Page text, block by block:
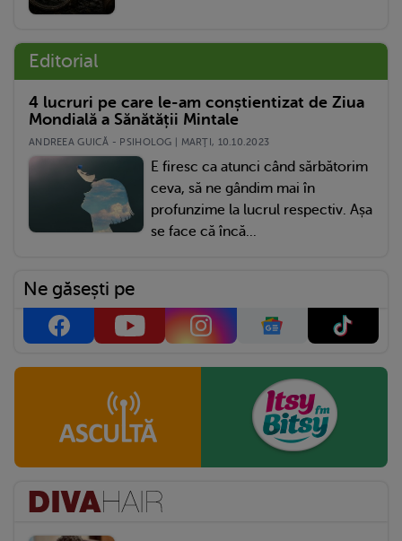
Editorial
4 lucruri pe care le-am conștientizat de Ziua
Mondială a Sănătății Mintale
ANDREEA GUICĂ - PSIHOLOG | MARŢI, 10.10.2023
E firesc ca atunci când sărbătorim
ceva, să ne gândim mai în
profunzime la lucrul respectiv. Așa
se face că încă...
Ne găsești pe